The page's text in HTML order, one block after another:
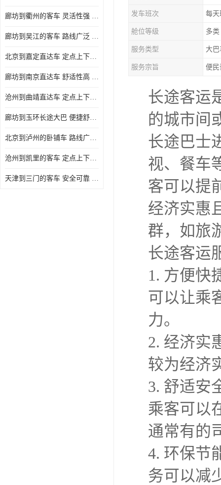
廊坊到衢州的客车 灵活性强 提供多班次选择
廊坊到吴江的客车 路线广泛 确保乘客的安全
北京到嘉定直达车 定点上下车 确保有座位可用
廊坊到南京直达车 舒适性高 确保有座位可用
沧州到曲靖直达车 定点上下车 能够连接城市和乡村
廊坊到玉环长途大巴 便捷舒适 确保乘客的安全
北京到泸州的卧铺车 路线广泛 确保有座位可用
沧州到凯里的客车 定点上下车 满足多种出行需求
天津到三门的客车 安全可靠 提供多班次选择
发车班次 每天
舱位等级 多类
服务类型 大巴
服务宗旨 便民
长途客运
的城市间
长途巴士
视、餐车
客可以提
经济实惠
群，如旅
长途客运
1. 方便快
可以让乘
力。
2. 经济实
较为经济
3. 舒适安
乘客可以
通常有的
4. 环保节
务可以减